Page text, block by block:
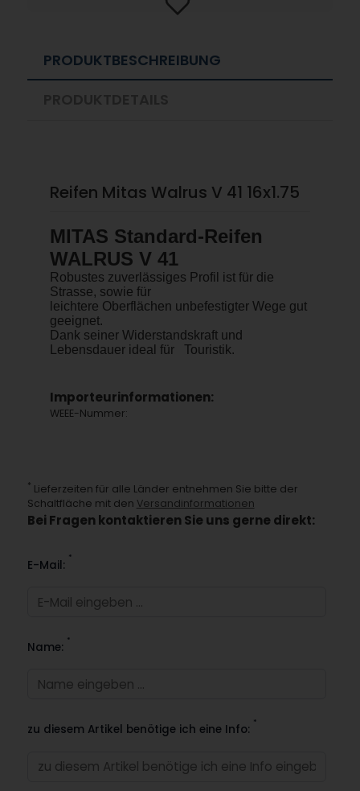
PRODUKTBESCHREIBUNG
Reifen Mitas Walrus V 41 16x1.75
MITAS Standard-Reifen
WALRUS V 41
Robustes zuverlässiges Profil ist für die
Strasse, sowie für
leichtere Oberflächen unbefestigter Wege gut
geeignet.
Dank seiner Widerstandskraft und
Lebensdauer ideal für
Touristik.
Importeurinformationen:
WEEE-Nummer:
* Lieferzeiten für alle Länder entnehmen Sie bitte der
Schaltfläche mit den Versandinformationen
Bei Fragen kontaktieren Sie uns gerne direkt:
E-Mail: *
Name: *
zu diesem Artikel benötige ich eine Info: *